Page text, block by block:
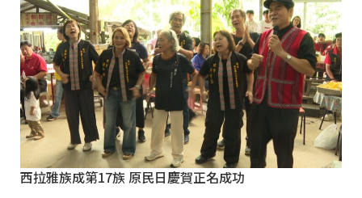
西拉雅族成第17族 原民日慶賀正名成功